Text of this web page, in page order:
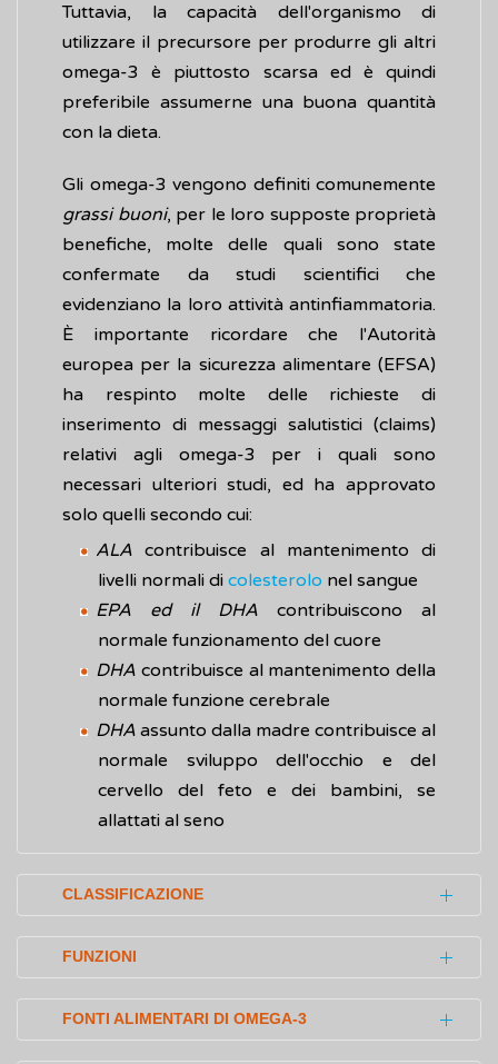
Tuttavia, la capacità dell'organismo di
utilizzare il precursore per produrre gli altri
omega-3 è piuttosto scarsa ed è quindi
preferibile assumerne una buona quantità
con la dieta.
Gli omega-3 vengono definiti comunemente
grassi buoni, per le loro supposte proprietà
benefiche, molte delle quali sono state
confermate da studi scientifici che
evidenziano la loro attività antinfiammatoria.
È importante ricordare che l'Autorità
europea per la sicurezza alimentare (EFSA)
ha respinto molte delle richieste di
inserimento di messaggi salutistici (claims)
relativi agli omega-3 per i quali sono
necessari ulteriori studi, ed ha approvato
solo quelli secondo cui:
ALAcontribuisce al mantenimento di
livelli normali di colesterolo nel sangue
EPA ed il DHA contribuiscono al
normale funzionamento del cuore
DHA contribuisce al mantenimento della
normale funzione cerebrale
DHA assunto dalla madre contribuisce al
normale sviluppo dell'occhio e del
cervello del feto e dei bambini, se
allattati al seno
CLASSIFICAZIONE
Gli acidi grassi in base alla loro struttura
chimica possono essere classificati in:
acidi grassi saturi, principalmente
FUNZIONI
Gli acidi grassi forniscono 9 chilocalorie per
grammo quando vengono bruciati. Quando
FONTI ALIMENTARI DI OMEGA-3